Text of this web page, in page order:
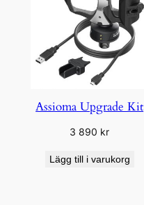
Assioma Upgrade Kit
3 890 kr
Lägg till i varukorg